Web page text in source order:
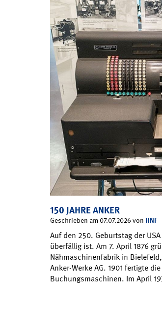
150 JAHRE ANKER
Geschrieben am 07.07.2026 von HNF
Auf den 250. Geburtstag der
überfällig ist. Am 7. April 1876
Nähmaschinenfabrik in
Anker-Werke AG. 1901 fertigte
Buchungsmaschinen. Im April